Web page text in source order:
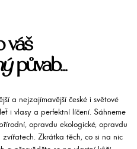
váš
půvab...
a nejzajímavější české i světové
i vlasy a perfektní líčení. Sáhneme
opravdu ekologické, opravdu
Zkrátka těch, co si na nic